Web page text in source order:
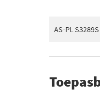
AS-PL S3289S